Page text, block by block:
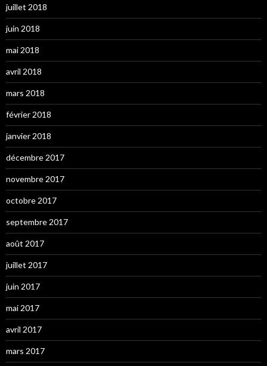
juillet 2018
juin 2018
mai 2018
avril 2018
mars 2018
février 2018
janvier 2018
décembre 2017
novembre 2017
octobre 2017
septembre 2017
août 2017
juillet 2017
juin 2017
mai 2017
avril 2017
mars 2017